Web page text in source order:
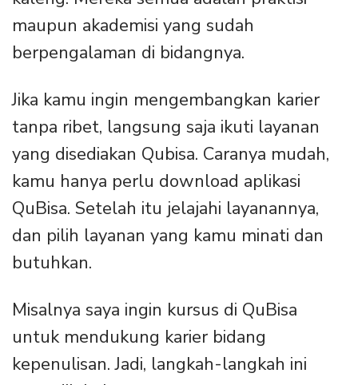
maupun akademisi yang sudah
berpengalaman di bidangnya.
Jika kamu ingin mengembangkan karier
tanpa ribet, langsung saja ikuti layanan
yang disediakan Qubisa. Caranya mudah,
kamu hanya perlu download aplikasi
QuBisa. Setelah itu jelajahi layanannya,
dan pilih layanan yang kamu minati dan
butuhkan.
Misalnya saya ingin kursus di QuBisa
untuk mendukung karier bidang
kepenulisan. Jadi, langkah-langkah ini